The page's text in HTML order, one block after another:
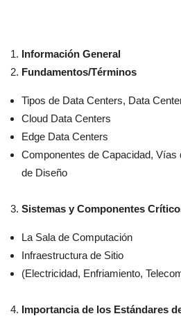
Información General
Fundamentos/Términos
Tipos de Data Centers, Data
Cloud Data Centers
Edge Data Centers
Componentes de Capacidad,
de Diseño
Sistemas y Componentes
La Sala de Computación
Infraestructura de Sitio
(Electricidad, Enfriamiento,
Importancia de los Estándares